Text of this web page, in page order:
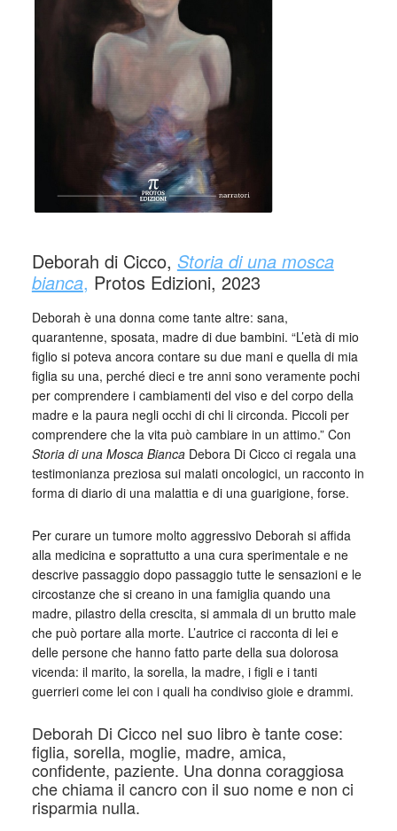
Deborah di Cicco, Storia di una mosca
bianca, Protos Edizioni, 2023
Deborah è una donna come tante altre: sana,
quarantenne, sposata, madre di due bambini. “L’età di mio
figlio si poteva ancora contare su due mani e quella di mia
figlia su una, perché dieci e tre anni sono veramente pochi
per comprendere i cambiamenti del viso e del corpo della
madre e la paura negli occhi di chi li circonda. Piccoli per
comprendere che la vita può cambiare in un attimo.” Con
Storia di una Mosca BiancaDebora Di Cicco ci regala una
testimonianza preziosa sui malati oncologici, un racconto in
forma di diario di una malattia e di una guarigione, forse.
Per curare un tumore molto aggressivo Deborah si affida
alla medicina e soprattutto a una cura sperimentale e ne
descrive passaggio dopo passaggio tutte le sensazioni e le
circostanze che si creano in una famiglia quando una
madre, pilastro della crescita, si ammala di un brutto male
che può portare alla morte. L’autrice ci racconta di lei e
delle persone che hanno fatto parte della sua dolorosa
vicenda: il marito, la sorella, la madre, i figli e i tanti
guerrieri come lei con i quali ha condiviso gioie e drammi.
Deborah Di Cicco nel suo libro è tante cose:
figlia, sorella, moglie, madre, amica,
confidente, paziente. Una donna coraggiosa
che chiama il cancro con il suo nome e non ci
risparmia nulla.